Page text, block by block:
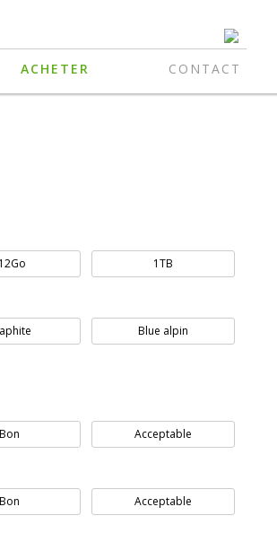
ACHETER CONTACT
1TB
Blue alpin
Bon Acceptable
Bon Acceptable